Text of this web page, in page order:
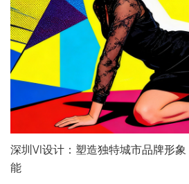
深圳VI设计：塑造独特城市品牌形
能